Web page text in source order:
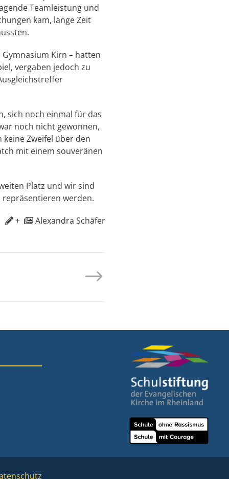
Teamleistung und
kam, lange Zeit
Kirn – hatten
vergaben jedoch zu
sich noch einmal für das
noch nicht gewonnen,
Zweifel über den
mit einem souveränen
Platz und wir sind
repräsentieren werden.
+
Alexandra Schäfer